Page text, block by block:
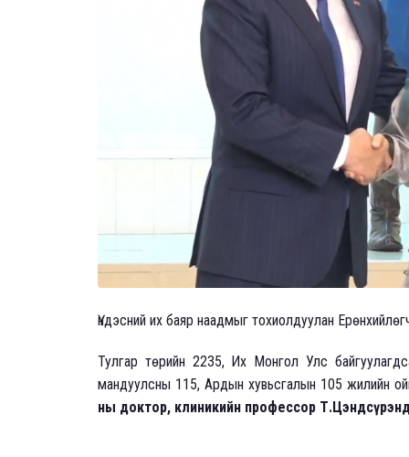
Үндэсний их баяр наадмыг тохиолдуулан
Тулгар төрийн 2235, Их Монгол Улс
мандуулсны 115, Ардын хувьсгалын 105 жилийн
ны доктор, клиникийн профессор